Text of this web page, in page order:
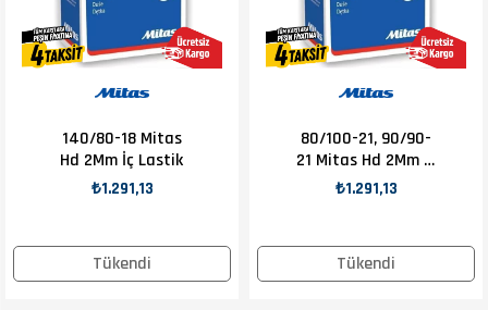
Tükendi
140/80-18 Mitas
Hd 2Mm İç Lastik
₺1.291,13
Tükendi
80/100-21, 90/90-
21 Mitas Hd 2Mm İç
Lastik
₺1.291,13